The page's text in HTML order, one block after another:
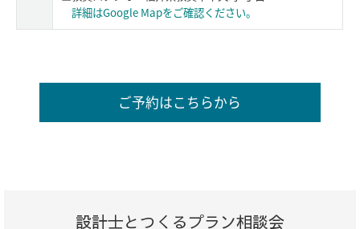
詳細はGoogle Mapをご確認ください。
ご予約はこちらから